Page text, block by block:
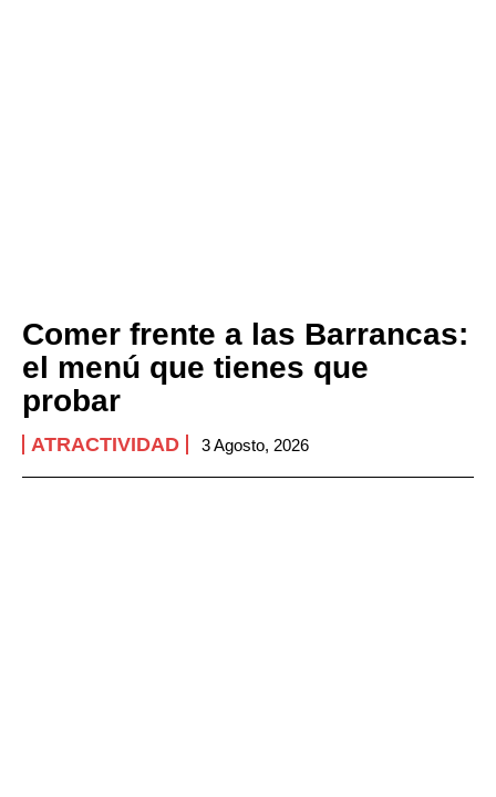
Comer frente a las Barrancas:
el menú que tienes que
probar
ATRACTIVIDAD 3 Agosto, 2026